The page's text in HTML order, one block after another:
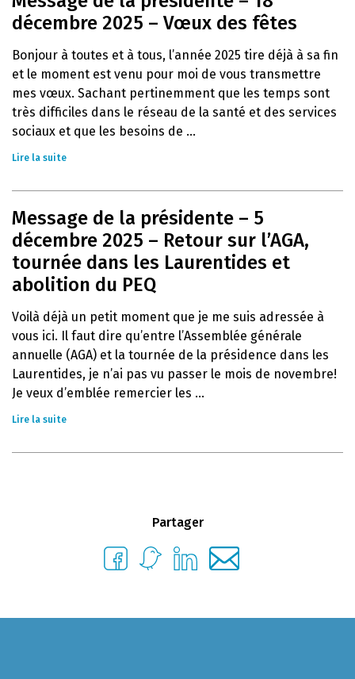
décembre 2025 – Vœux des fêtes
Bonjour à toutes et à tous, l’année 2025 tire déjà à sa fin
et le moment est venu pour moi de vous transmettre
mes vœux. Sachant pertinemment que les temps sont
très difficiles dans le réseau de la santé et des services
sociaux et que les besoins de ...
Lire la suite
Message de la présidente – 5
décembre 2025 – Retour sur l’AGA,
tournée dans les Laurentides et
abolition du PEQ
Voilà déjà un petit moment que je me suis adressée à
vous ici. Il faut dire qu’entre l’Assemblée générale
annuelle (AGA) et la tournée de la présidence dans les
Laurentides, je n’ai pas vu passer le mois de novembre!
Je veux d’emblée remercier les ...
Lire la suite
Partager